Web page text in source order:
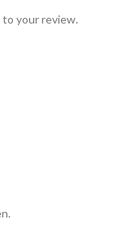
your review.